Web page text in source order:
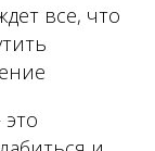
все, что